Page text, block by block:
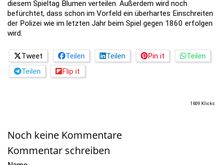
diesem Spieltag Blumen verteilen. Außerdem wird noch
befürchtet, dass schon im Vorfeld ein überhartes Einschreiten
der Polizei wie im letzten Jahr beim Spiel gegen 1860 erfolgen
wird.
Tweet Teilen Teilen Pin it
Teilen
Teilen
Flip it
1609 Klicks
Noch keine Kommentare
Kommentar schreiben